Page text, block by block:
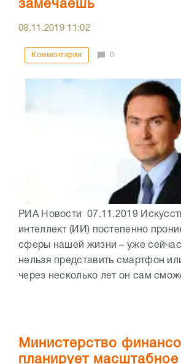
замечаешь
08.11.2019 11:02
Комментарии 0
РИА Новости 07.11.2019
интеллект (ИИ) постепенно
сферы нашей жизни – уже сейчас
нельзя представить смартфон
через несколько лет он сам
Министерство
планирует масштабное